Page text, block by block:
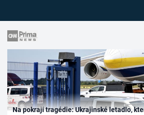
Na pokraji tragédie: Ukrajinské letadlo,